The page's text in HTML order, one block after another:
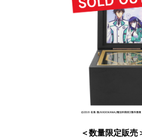
＜数量限定販売